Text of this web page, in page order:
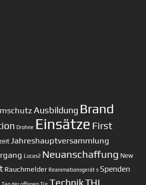
Ausbildung Brand
Drohne Einsätze First
Jahreshauptversammlung
Lucas2 Neuanschaffung New
Rauchmelder Reanimationsgerät s Spenden
TechnikTHL